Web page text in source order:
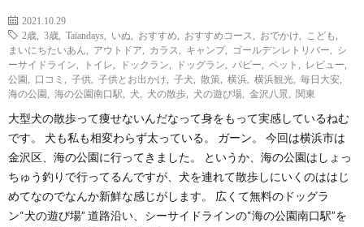
2021.10.29
2歳
3歳 Taiandays いぬ おすすめ おすすめコース おでかけ こども
まいにちたいあん
アウトドア カラス キャンプ, ゴールデンレトリバー
シ
ーサイドライン
トイレ ドックラン ドッグラン パピー ペット レビュー
公園
口コミ 子供 子供とお出かけ 子犬 散策 横浜 横浜観光 毎日大安
海の公園
海の公園南口駅 犬 犬の散歩 犬の遊び場 金沢八景 関東
大型犬の散歩って痩せないんだなって身をもって実感しているねむ
です。 犬も私も相変わらず太っている。 ガーン。 今回は横浜市は
金沢区、海の公園に行ってきました。 というか、海の公園はしょっ
ちゅう釣りで行ってるんですが、犬を連れて散歩しにいくのははじ
めてなのでなんか新鮮な感じがします。 広くて無料のドッグラ
ン“犬の遊び場” 道路沿い、シーサイドラインの“海の公園南口駅”を